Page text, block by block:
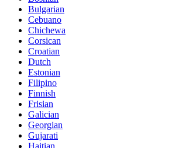
Bulgarian
Cebuano
Chichewa
Corsican
Croatian
Dutch
Estonian
Filipino
Finnish
Frisian
Galician
Georgian
Gujarati